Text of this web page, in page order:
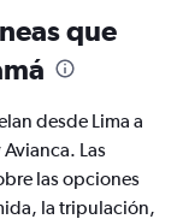
que
desde Lima a
Las
las opciones
la tripulación,